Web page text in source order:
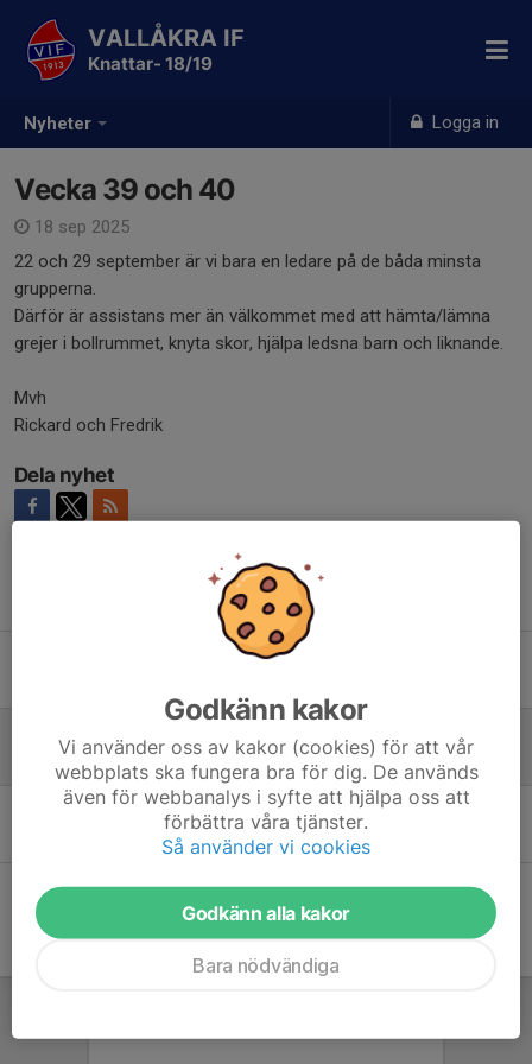
Nyheter Logga in
VALLÅKRA IF
Knattar- 18/19
Vecka 39 och 40
18 sep 2025
22 och 29 september är vi bara en ledare på de båda minsta
grupperna.
Därför är assistans mer än välkommet med att hämta/lämna
grejer i bollrummet, knyta skor, hjälpa ledsna barn och liknande.
Mvh
Rickard och Fredrik
Dela nyhet
18 sep 2025
Snart är sommarlovet slut!
6 aug 2025
Godkänn kakor
Vi använder oss av kakor (cookies) för att vår
webbplats ska fungera bra för dig. De används
även för webbanalys i syfte att hjälpa oss att
förbättra våra tjänster.
Så använder vi cookies
Godkänn alla kakor
Bara nödvändiga